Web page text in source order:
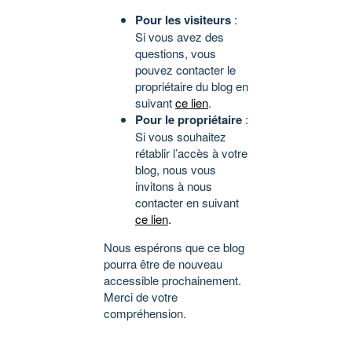
Pour les visiteurs :
Si vous avez des
questions, vous
pouvez contacter le
propriétaire du blog en
suivantce lien.
Pour le propriétaire :
Si vous souhaitez
rétablir l’accès à votre
blog, nous vous
invitons à nous
contacter en suivant
ce lien.
Nous espérons que ce blog
pourra être de nouveau
accessible prochainement.
Merci de votre
compréhension.